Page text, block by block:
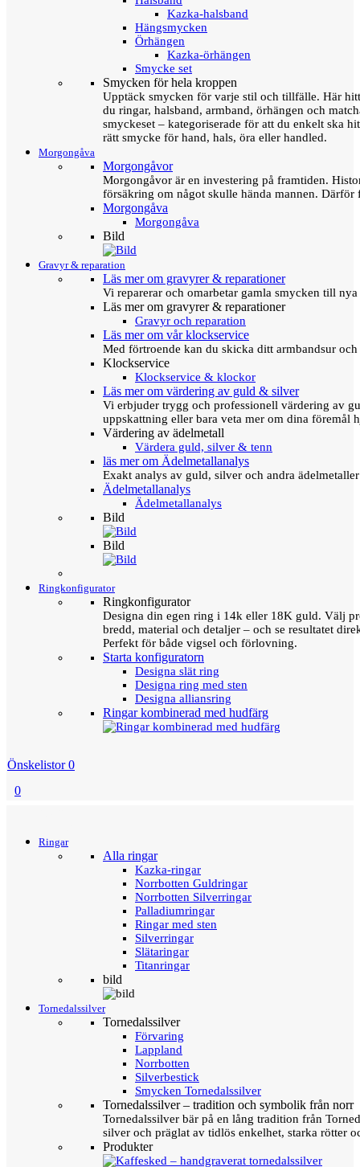
Kazka-halsband
Hängsmycken
Örhängen
Kazka-örhängen
Smycke set
Smycken för hela kroppen
Upptäck smycken för varje stil och tillfälle. Här
du ringar, halsband, armband, örhängen och
smyckeset – kategoriserade för att du enkelt ska
rätt smycke för hand, hals, öra eller handled.
Morgongåva
Morgongåvor
Morgongåvor är en investering på framtiden.
försäkring om något skulle hända mannen.
Morgongåva
Morgongåva
Bild
Gravyr & reparation
Läs mer om gravyrer & reparationer
Vi reparerar och omarbetar gamla smycken till
Läs mer om gravyrer & reparationer
Gravyr och reparation
Läs mer om vår klockservice
Med förtroende kan du skicka ditt armbandsur
Klockservice
Klockservice & klockor
Läs mer om värdering av guld & silver
Vi erbjuder trygg och professionell värdering av
uppskattning eller bara veta mer om dina föremål
Värdering av ädelmetall
Värdera guld, silver & tenn
läs mer om Ädelmetallanalys
Exakt analys av guld, silver och andra
Ädelmetallanalys
Ädelmetallanalys
Bild
Bild
Ringkonfigurator
Ringkonfigurator
Designa din egen ring i 14k eller 18K guld. Välj
bredd, material och detaljer – och se resultatet
Perfekt för både vigsel och förlovning.
Starta konfiguratorn
Designa slät ring
Designa ring med sten
Designa alliansring
Ringar kombinerad med hudfärg
Önskelistor 0
0
Ringar
Alla ringar
Kazka-ringar
Norrbotten Guldringar
Norrbotten Silverringar
Palladiumringar
Ringar med sten
Silverringar
Slätaringar
Titanringar
bild
Tornedalssilver
Tornedalssilver
Förvaring
Lappland
Norrbotten
Silverbestick
Smycken Tornedalssilver
Tornedalssilver – tradition och symbolik från norr
Tornedalssilver bär på en lång tradition från
silver och präglat av tidlös enkelhet, starka rötter
Produkter